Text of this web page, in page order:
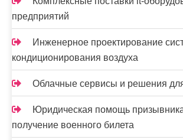
и
с
я
м
предприятий
Инженерное проектирование
кондиционирования воздуха
Облачные сервисы и решения
Юридическая помощь
получение военного билета